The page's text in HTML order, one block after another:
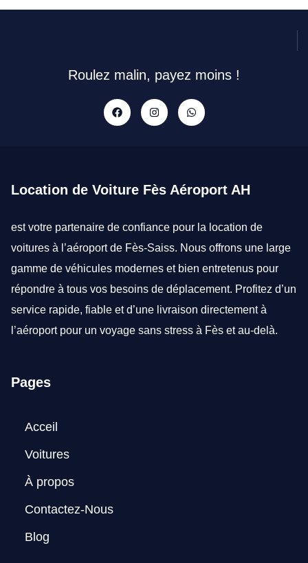
Roulez malin, payez moins !
Location de Voiture Fès Aéroport AH
est votre partenaire de confiance pour la location de
voitures à l’aéroport de Fès-Saiss. Nous offrons une large
gamme de véhicules modernes et bien entretenus pour
répondre à tous vos besoins de déplacement. Profitez d’un
service rapide, fiable et d’une livraison directement à
l’aéroport pour un voyage sans stress à Fès et au-delà.
Pages
Acceil
Voitures
À propos
Contactez-Nous
Blog